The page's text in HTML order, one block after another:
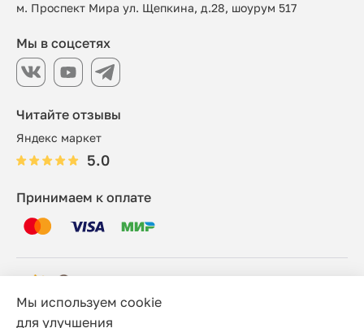
Читайте отзывы
Яндекс маркет
5.0
м. Проспект Мира ул. Щепкина, д.28, шоурум 517
Принимаем к оплате
Мы в соцсетях
© 2006 - 2026 Этно-шоп, Интернет-магазин
Мы используем cookie
для улучшения